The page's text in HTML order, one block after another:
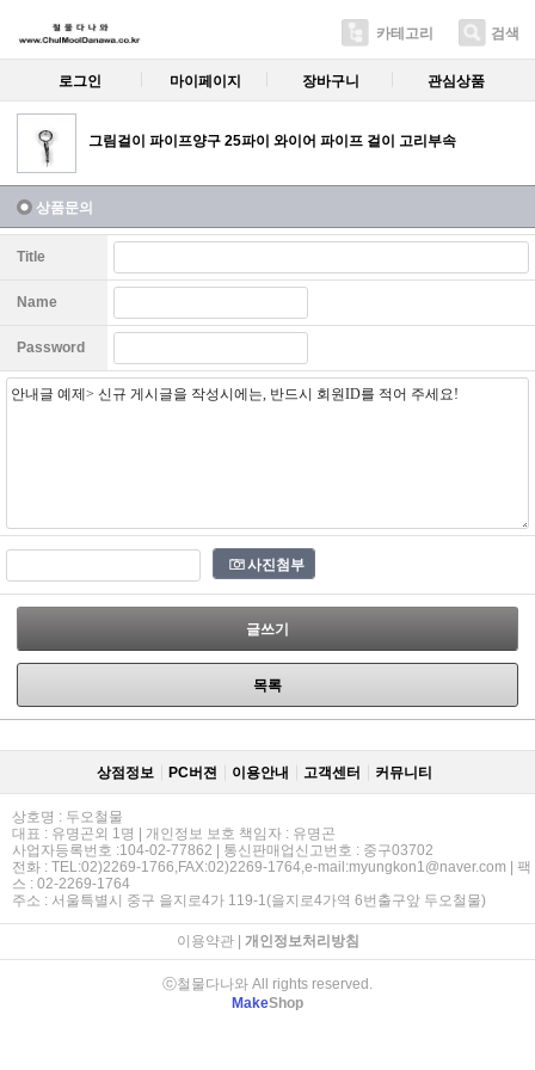
카테고리 검색
로그인 마이페이지 장바구니 관심상품
그림걸이 파이프양구 25파이 와이어 파이프 걸이 고리부속
상품문의
Title
Name
Password
사진첨부
글쓰기
목록
상점정보 PC버젼 이용안내 고객센터 커뮤니티
상호명 : 두오철물
대표 : 유명곤외 1명 | 개인정보 보호 책임자 : 유명곤
사업자등록번호 :104-02-77862 | 통신판매업신고번호 : 중구03702
전화 : TEL:02)2269-1766,FAX:02)2269-1764,e-mail:myungkon1@naver.com | 팩
스 : 02-2269-1764
주소 : 서울특별시 중구 을지로4가 119-1(을지로4가역 6번출구앞 두오철물)
이용약관| 개인정보처리방침
ⓒ철물다나와 All rights reserved.
MakeShop